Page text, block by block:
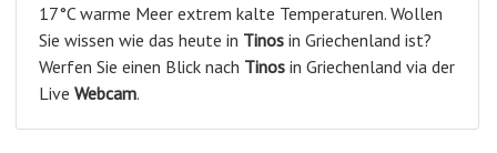
17°C warme Meer extrem kalte Temperaturen. Wollen
Sie wissen wie das heute in Tinos in Griechenland ist?
Werfen Sie einen Blick nach Tinos in Griechenland via der
Live Webcam.